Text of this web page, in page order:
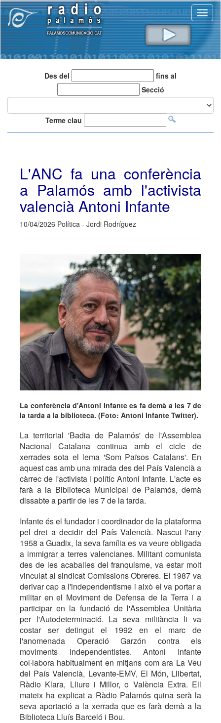
Des del
fins al
Secció
Terme clau
L'ANC fa una conferència
a Palamós amb l'activista
valencià Antoni Infante
10/04/2026 Política - Jordi Rodríguez
La conferència d'Antoni Infante es fa demà a les 7 de
la tarda a la biblioteca. (Foto: Antoni Infante Twitter).
La territorial 'Badia de Palamós' de l'Assemblea
Nacional Catalana continua amb el cicle de
xerrades sota el lema 'Som Països Catalans'. En
aquest cas amb una mirada des del País Valencià a
càrrec de l'activista i polític Antoni Infante. L'acte es
farà a la Biblioteca Municipal de Palamós, demà
dissabte a partir de les 7 de la tarda.
Infante és el fundador i coordinador de la plataforma
pel dret a decidir del País Valencià. Nascut l'any
1958 a Guadix, la seva família es va veure obligada
a immigrar a terres valencianes. Militant comunista
des de les acaballes del franquisme, va estar molt
vinculat al sindicat Comissions Obreres. El 1987 va
derivar cap a l'independentisme i això el va portar a
militar en el Moviment de Defensa de la Terra i a
participar en la fundació de l'Assemblea Unitària
per l'Autodeterminació. La seva militància li va
costar ser detingut el 1992 en el marc de
l'anomenada Operació Garzón contra els
moviments independentistes. Antoni Infante
col·labora habitualment en mitjans com ara La Veu
del País Valencià, Levante-EMV, El Món, Llibertat,
Ràdio Klara, Lliure i Millor, o València Extra. Ell
mateix ha explicat a Ràdio Palamós quina serà la
seva aportació a la xerrada que es farà demà a la
Biblioteca Lluís Barceló i Bou.